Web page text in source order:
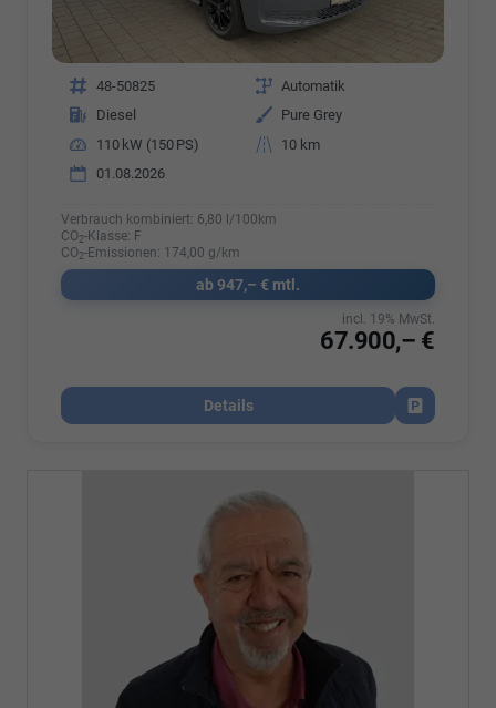
Fahrzeugnr. 48-50825 Getriebe Automatik
Kraftstoff
Diesel Außenfarbe
Pure Grey
Leistung
110 kW (150 PS) Kilometerstand
10 km
01.08.2026
Verbrauch kombiniert: 6,80 l/100km
CO2-Klasse: F
CO2-Emissionen: 174,00 g/km
ab 947,– € mtl.
67.900,– €
incl. 19% MwSt.
Details
Fahrzeug